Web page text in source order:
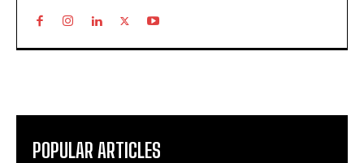
POPULAR ARTICLES